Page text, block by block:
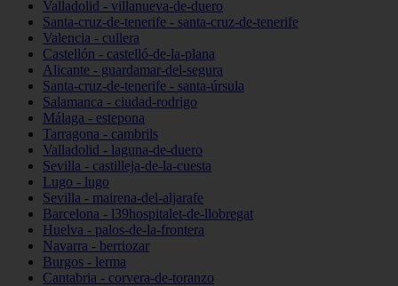
Valladolid - villanueva-de-duero
Santa-cruz-de-tenerife - santa-cruz-de-tenerife
Valencia - cullera
Castellón - castelló-de-la-plana
Alicante - guardamar-del-segura
Santa-cruz-de-tenerife - santa-úrsula
Salamanca - ciudad-rodrigo
Málaga - estepona
Tarragona - cambrils
Valladolid - laguna-de-duero
Sevilla - castilleja-de-la-cuesta
Lugo - lugo
Sevilla - mairena-del-aljarafe
Barcelona - l39hospitalet-de-llobregat
Huelva - palos-de-la-frontera
Navarra - berriozar
Burgos - lerma
Cantabria - corvera-de-toranzo